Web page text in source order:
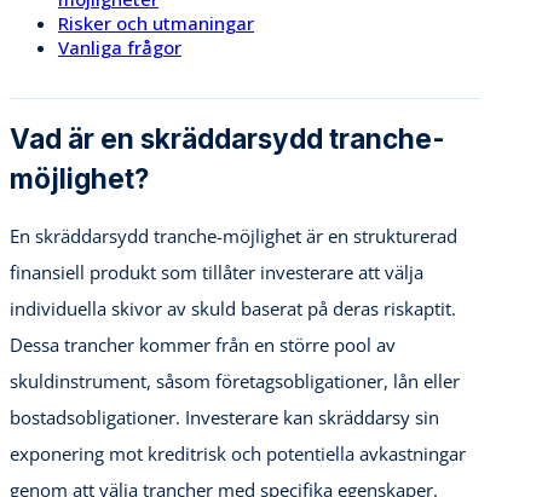
Risker och utmaningar
Vanliga frågor
Vad är en skräddarsydd tranche-
möjlighet?
En skräddarsydd tranche-möjlighet är en strukturerad
finansiell produkt som tillåter investerare att välja
individuella skivor av skuld baserat på deras riskaptit.
Dessa trancher kommer från en större pool av
skuldinstrument, såsom företagsobligationer, lån eller
bostadsobligationer. Investerare kan skräddarsy sin
exponering mot kreditrisk och potentiella avkastningar
genom att välja trancher med specifika egenskaper.